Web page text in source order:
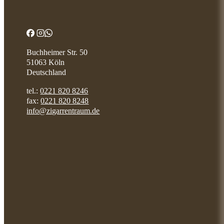
Buchheimer Str. 50
51063 Köln
Deutschland
tel.:0221 820 8246
fax:0221 820 8248
info@zigarrentraum.de